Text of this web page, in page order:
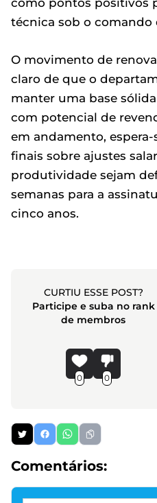
técnica sob o comando
O movimento de
claro de que o
manter uma base
com potencial de
em andamento,
finais sobre ajustes
produtividade sejam
semanas para a
cinco anos.
CURTIU ESSE POST?
Participe e suba no rank
de membros
0 0
Comentários: